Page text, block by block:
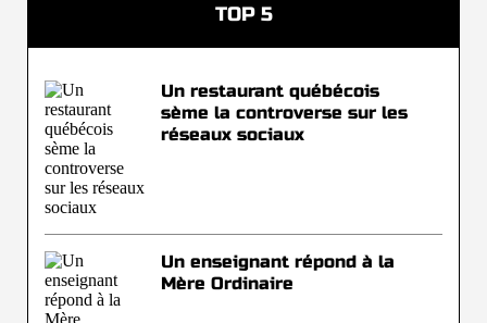
TOP 5
Un restaurant québécois
sème la controverse sur les
réseaux sociaux
Un enseignant répond à la
Mère Ordinaire